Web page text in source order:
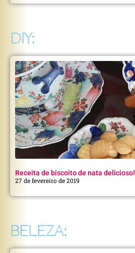
DIY:
Receita de biscoito de nata delicioso!
27 de fevereiro de 2019
BELEZA: